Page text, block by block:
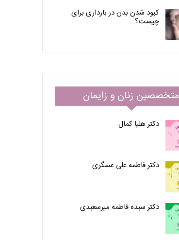
کبود شدن بدن در بارداری برای
چیست؟
متخصصین زنان و زایمان
دکتر هلیا کمال
دکتر فاطمه علی عسگری
دکتر سیده فاطمه میرسعیدی